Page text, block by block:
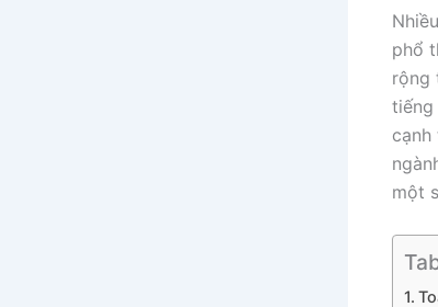
phổ
rộng
tiếng
cạnh
một